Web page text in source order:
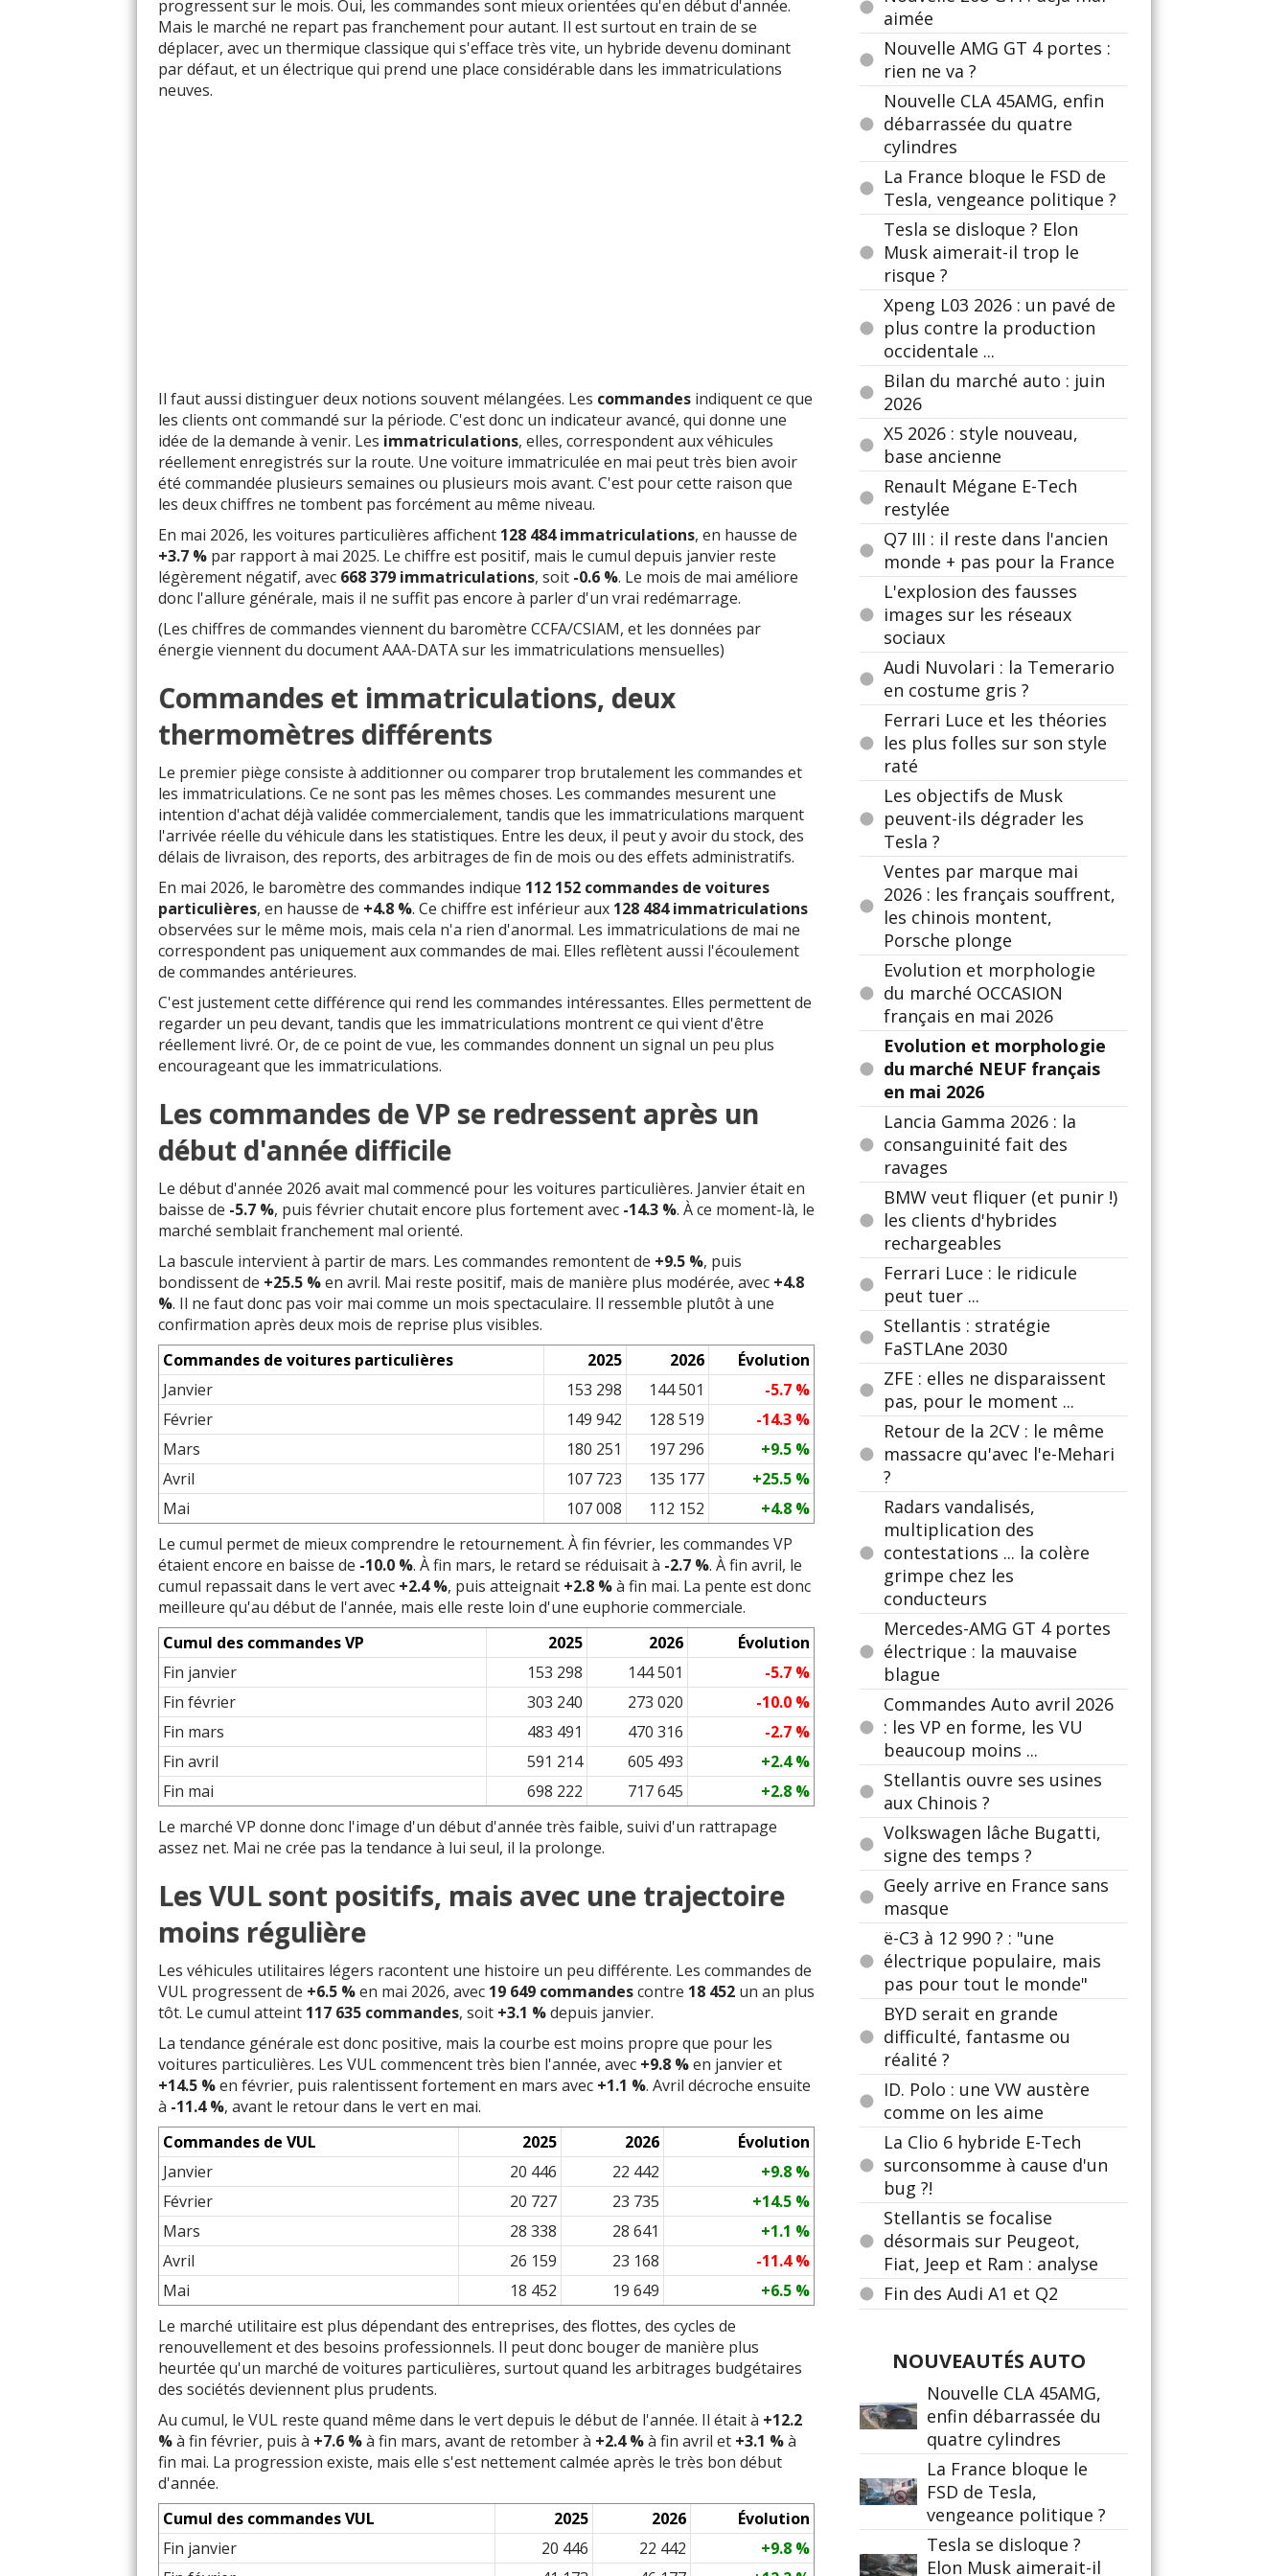
progressent sur le mois. Oui, les commandes sont mieux orientées qu'en début d'année.
Mais le marché ne repart pas franchement pour autant. Il est surtout en train de se
déplacer, avec un thermique classique qui s'efface très vite, un hybride devenu dominant
par défaut, et un électrique qui prend une place considérable dans les immatriculations
neuves.
Il faut aussi distinguer deux notions souvent mélangées. Les commandes indiquent ce que
les clients ont commandé sur la période. C'est donc un indicateur avancé, qui donne une
idée de la demande à venir. Les immatriculations, elles, correspondent aux véhicules
réellement enregistrés sur la route. Une voiture immatriculée en mai peut très bien avoir
été commandée plusieurs semaines ou plusieurs mois avant. C'est pour cette raison que
les deux chiffres ne tombent pas forcément au même niveau.
En mai 2026, les voitures particulières affichent 128 484 immatriculations, en hausse de
+3.7 % par rapport à mai 2025. Le chiffre est positif, mais le cumul depuis janvier reste
légèrement négatif, avec 668 379 immatriculations, soit -0.6 %. Le mois de mai améliore
donc l'allure générale, mais il ne suffit pas encore à parler d'un vrai redémarrage.
(Les chiffres de commandes viennent du baromètre CCFA/CSIAM, et les données par
énergie viennent du document AAA-DATA sur les immatriculations mensuelles)
Commandes et immatriculations, deux
thermomètres différents
Le premier piège consiste à additionner ou comparer trop brutalement les commandes et
les immatriculations. Ce ne sont pas les mêmes choses. Les commandes mesurent une
intention d'achat déjà validée commercialement, tandis que les immatriculations marquent
l'arrivée réelle du véhicule dans les statistiques. Entre les deux, il peut y avoir du stock, des
délais de livraison, des reports, des arbitrages de fin de mois ou des effets administratifs.
En mai 2026, le baromètre des commandes indique 112 152 commandes de voitures
particulières, en hausse de +4.8 %. Ce chiffre est inférieur aux 128 484 immatriculations
observées sur le même mois, mais cela n'a rien d'anormal. Les immatriculations de mai ne
correspondent pas uniquement aux commandes de mai. Elles reflètent aussi l'écoulement
de commandes antérieures.
C'est justement cette différence qui rend les commandes intéressantes. Elles permettent de
regarder un peu devant, tandis que les immatriculations montrent ce qui vient d'être
réellement livré. Or, de ce point de vue, les commandes donnent un signal un peu plus
encourageant que les immatriculations.
Les commandes de VP se redressent après un
début d'année difficile
Le début d'année 2026 avait mal commencé pour les voitures particulières. Janvier était en
baisse de -5.7 %, puis février chutait encore plus fortement avec -14.3 %. À ce moment-là, le
marché semblait franchement mal orienté.
La bascule intervient à partir de mars. Les commandes remontent de +9.5 %, puis
bondissent de +25.5 %en avril. Mai reste positif, mais de manière plus modérée, avec +4.8
%. Il ne faut donc pas voir mai comme un mois spectaculaire. Il ressemble plutôt à une
confirmation après deux mois de reprise plus visibles.
Commandes de voitures particulières
2025 2026
Évolution
Janvier
153 298 144 501
-5.7 %
Février
149 942 128 519
-14.3 %
Mars
180 251 197 296
+9.5 %
Avril
107 723 135 177
+25.5 %
Mai
107 008 112 152
+4.8 %
Le cumul permet de mieux comprendre le retournement. À fin février, les commandes VP
étaient encore en baisse de -10.0 %. À fin mars, le retard se réduisait à -2.7 %. À fin avril, le
cumul repassait dans le vert avec +2.4 %, puis atteignait +2.8 %à fin mai. La pente est donc
meilleure qu'au début de l'année, mais elle reste loin d'une euphorie commerciale.
Cumul des commandes VP
2025 2026
Évolution
Fin janvier
153 298 144 501
-5.7 %
Fin février
303 240 273 020
-10.0 %
Fin mars
483 491 470 316
-2.7 %
Fin avril
591 214 605 493
+2.4 %
Fin mai
698 222 717 645
+2.8 %
Le marché VP donne donc l'image d'un début d'année très faible, suivi d'un rattrapage
assez net. Mai ne crée pas la tendance à lui seul, il la prolonge.
Les VUL sont positifs, mais avec une trajectoire
moins régulière
Les véhicules utilitaires légers racontent une histoire un peu différente. Les commandes de
VUL progressent de +6.5 %en mai 2026, avec 19 649 commandescontre 18 452 un an plus
tôt. Le cumul atteint 117 635 commandes, soit +3.1 %depuis janvier.
La tendance générale est donc positive, mais la courbe est moins propre que pour les
voitures particulières. Les VUL commencent très bien l'année, avec +9.8 %en janvier et
+14.5 %en février, puis ralentissent fortement en mars avec +1.1 %. Avril décroche ensuite
à -11.4 %, avant le retour dans le vert en mai.
Commandes de VUL
2025 2026
Évolution
Janvier
20 446 22 442
+9.8 %
Février
20 727 23 735
+14.5 %
Mars
28 338 28 641
+1.1 %
Avril
26 159 23 168
-11.4 %
Mai
18 452 19 649
+6.5 %
Le marché utilitaire est plus dépendant des entreprises, des flottes, des cycles de
renouvellement et des besoins professionnels. Il peut donc bouger de manière plus
heurtée qu'un marché de voitures particulières, surtout quand les arbitrages budgétaires
des sociétés deviennent plus prudents.
Au cumul, le VUL reste quand même dans le vert depuis le début de l'année. Il était à +12.2
%à fin février, puis à +7.6 %à fin mars, avant de retomber à +2.4 %à fin avril et +3.1 %à
fin mai. La progression existe, mais elle s'est nettement calmée après le très bon début
d'année.
Cumul des commandes VUL
2025 2026
Évolution
Fin janvier
20 446 22 442
+9.8 %
aimée
Nouvelle AMG GT 4 portes :
rien ne va ?
Nouvelle CLA 45AMG, enfin
débarrassée du quatre
cylindres
La France bloque le FSD de
Tesla, vengeance politique ?
Tesla se disloque ? Elon
Musk aimerait-il trop le
risque ?
Xpeng L03 2026 : un pavé de
plus contre la production
occidentale ...
Bilan du marché auto : juin
2026
X5 2026 : style nouveau,
base ancienne
Renault Mégane E-Tech
restylée
Q7 III : il reste dans l'ancien
monde + pas pour la France
L'explosion des fausses
images sur les réseaux
sociaux
Audi Nuvolari : la Temerario
en costume gris ?
Ferrari Luce et les théories
les plus folles sur son style
raté
Les objectifs de Musk
peuvent-ils dégrader les
Tesla ?
Ventes par marque mai
2026 : les français souffrent,
les chinois montent,
Porsche plonge
Evolution et morphologie
du marché OCCASION
français en mai 2026
Evolution et morphologie
du marché NEUF français
en mai 2026
Lancia Gamma 2026 : la
consanguinité fait des
ravages
BMW veut fliquer (et punir !)
les clients d'hybrides
rechargeables
Ferrari Luce : le ridicule
peut tuer ...
Stellantis : stratégie
FaSTLAne 2030
ZFE : elles ne disparaissent
pas, pour le moment ...
Retour de la 2CV : le même
massacre qu'avec l'e-Mehari
?
Radars vandalisés,
multiplication des
contestations ... la colère
grimpe chez les
conducteurs
Mercedes-AMG GT 4 portes
électrique : la mauvaise
blague
Commandes Auto avril 2026
: les VP en forme, les VU
beaucoup moins ...
Stellantis ouvre ses usines
aux Chinois ?
Volkswagen lâche Bugatti,
signe des temps ?
Geely arrive en France sans
masque
ë-C3 à 12 990 ? : "une
électrique populaire, mais
pas pour tout le monde"
BYD serait en grande
difficulté, fantasme ou
réalité ?
ID. Polo : une VW austère
comme on les aime
La Clio 6 hybride E-Tech
surconsomme à cause d'un
bug ?!
Stellantis se focalise
désormais sur Peugeot,
Fiat, Jeep et Ram : analyse
Fin des Audi A1 et Q2
NOUVEAUTÉS AUTO
Nouvelle CLA 45AMG,
enfin débarrassée du
quatre cylindres
La France bloque le
FSD de Tesla,
vengeance politique ?
Tesla se disloque ?
Elon Musk aimerait-il